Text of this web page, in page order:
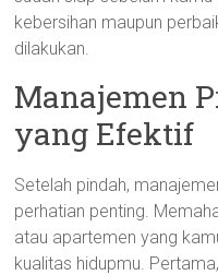
kebersihan maupun
dilakukan.
Manajemen
yang Efektif
Setelah pindah,
perhatian penting.
atau apartemen yang
kualitas hidupmu.